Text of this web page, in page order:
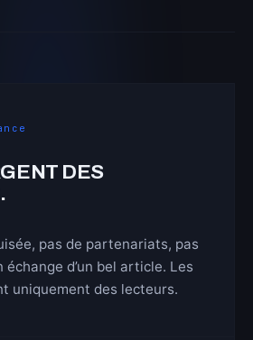
DES
pas de partenariats, pas
d’un bel article. Les
uniquement des lecteurs.